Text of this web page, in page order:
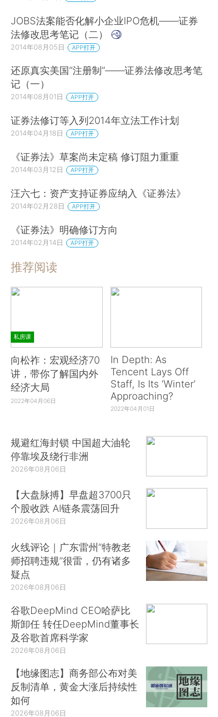
JOBS法案能否化解小企业IPO危机——证券
法修改思考笔记（二）
2014年08月05日 APP打开
还原真实美国“注册制”——证券法修改思考笔
记（一）
2014年08月01日 APP打开
证券法修订等入列2014年立法工作计划
2014年04月18日 APP打开
《证券法》草案尚未定稿 修订阻力重重
2014年03月12日 APP打开
汪六七：资产支持证券应纳入《证券法》
2014年02月28日 APP打开
《证券法》明确修订方向
2014年02月14日 APP打开
推荐阅读
私房课
向松祚：宏观经济70
讲，带你了解国内外
经济大局
2022年04月06日
In Depth: As
Tencent Lays Off
Staff, Is Its ‘Winter’
Approaching?
2022年04月01日
规避红海封锁 中国超大油轮
停靠埃及绕行非洲
2026年08月06日
【大盘脉搏】早盘超3700只
个股收跌 AI链条震荡回升
2026年08月06日
火线评论｜广东雷州“特教老
师招聘违规”很雷，仍有诸多
疑点
2026年08月06日
谷歌DeepMind CEO哈萨比
斯卸任 转任DeepMind董事长
及谷歌首席科学家
2026年08月06日
【地缘图志】商务部公布对美
反制清单，黄金大涨后持续性
如何
2026年08月06日